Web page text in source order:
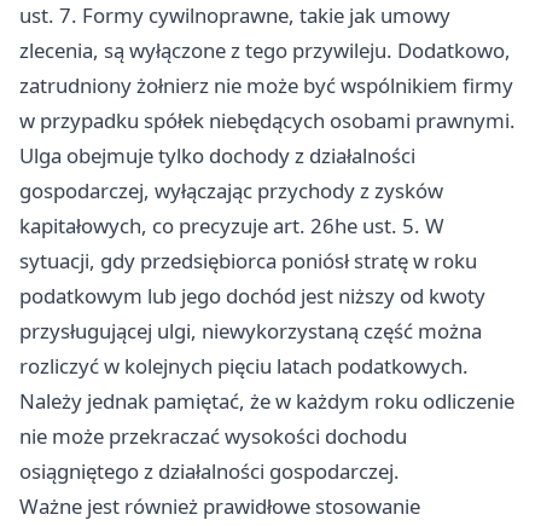
ust. 7. Formy cywilnoprawne, takie jak umowy
zlecenia, są wyłączone z tego przywileju. Dodatkowo,
zatrudniony żołnierz nie może być wspólnikiem firmy
w przypadku spółek niebędących osobami prawnymi.
Ulga obejmuje tylko dochody z działalności
gospodarczej, wyłączając przychody z zysków
kapitałowych, co precyzuje art. 26he ust. 5. W
sytuacji, gdy przedsiębiorca poniósł stratę w roku
podatkowym lub jego dochód jest niższy od kwoty
przysługującej ulgi, niewykorzystaną część można
rozliczyć w kolejnych pięciu latach podatkowych.
Należy jednak pamiętać, że w każdym roku odliczenie
nie może przekraczać wysokości dochodu
osiągniętego z działalności gospodarczej.
Ważne jest również prawidłowe stosowanie